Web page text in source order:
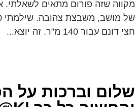
שזה פורום מתאים לשאלתי.
דונם עבור 140 מ"ר. זה יוצא...
וברכות על